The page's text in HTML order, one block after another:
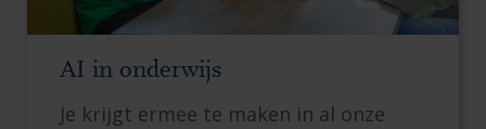
AI in onderwijs
Je krijgt ermee te maken in al onze